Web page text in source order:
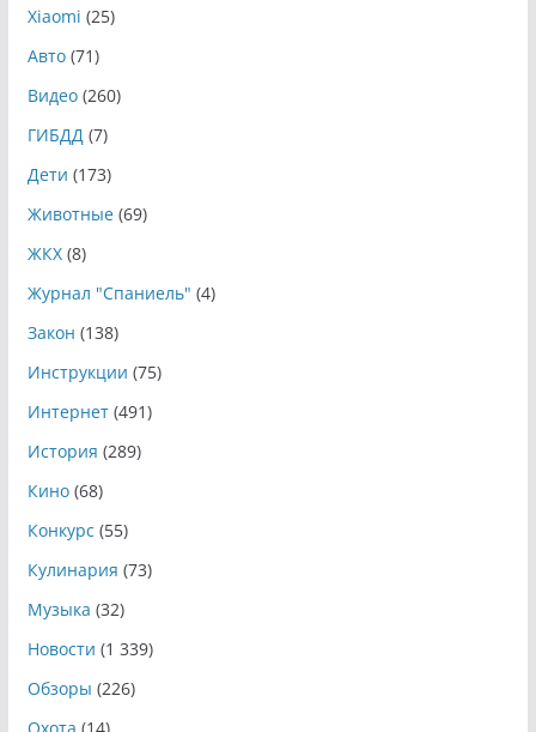
Xiaomi (25)
Авто(71)
Видео(260)
ГИБДД (7)
Дети (173)
Животные(69)
ЖКХ(8)
Журнал "Спаниель" (4)
Закон (138)
Инструкции (75)
Интернет(491)
История (289)
Кино(68)
Конкурс (55)
Кулинария (73)
Музыка (32)
Новости (1 339)
Обзоры (226)
Охота (14)